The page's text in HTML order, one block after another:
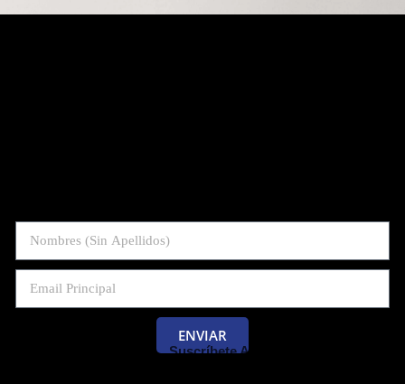
ENVIAR
Suscríbete Al Blog De Las Pruebas